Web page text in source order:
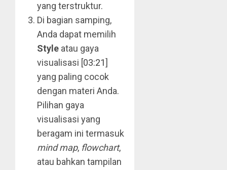
yang terstruktur.
Di bagian samping,
Anda dapat memilih
Style atau gaya
visualisasi [03:21]
yang paling cocok
dengan materi Anda.
Pilihan gaya
visualisasi yang
beragam ini termasuk
mind map, flowchart,
atau bahkan tampilan